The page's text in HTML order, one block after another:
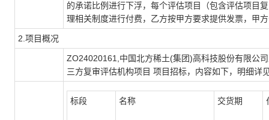
的承诺比例进行下浮，每个评估项目（包含评估项目
理相关制度进行付费，乙方按甲方要求提供发票，甲
2.项目概况
ZO24020161,中国北方稀土(集团)高科技股份有限公
三方复审评估机构项目 项目招标，内容如下，明细详
标段 名称 交货期